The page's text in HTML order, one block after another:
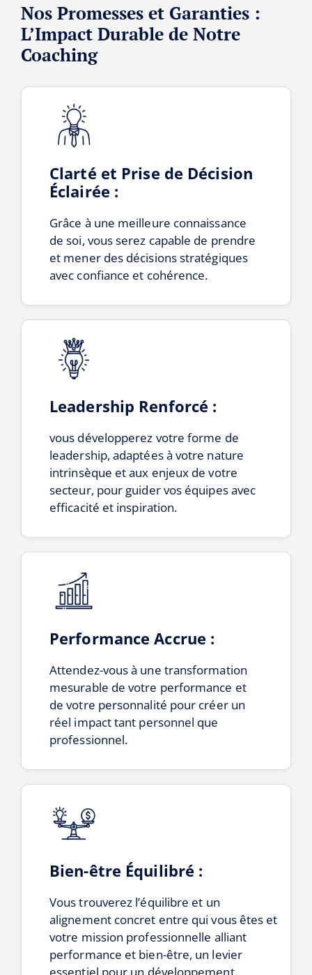
Nos Promesses et Garanties :
L’Impact Durable de Notre
Coaching
Clarté et Prise de Décision
Éclairée :
Grâce à une meilleure connaissance
de soi, vous serez capable de prendre
et mener des décisions stratégiques
avec confiance et cohérence.
Leadership Renforcé :
vous développerez votre forme de
leadership, adaptées à votre nature
intrinsèque et aux enjeux de votre
secteur, pour guider vos équipes avec
efficacité et inspiration.
Performance Accrue :
Attendez-vous à une transformation
mesurable de votre performance et
de votre personnalité pour créer un
réel impact tant personnel que
professionnel.
Bien-être Équilibré :
Vous trouverez l’équilibre et un
alignement concret entre qui vous êtes et
votre mission professionnelle alliant
performance et bien-être, un levier
essentiel pour un développement